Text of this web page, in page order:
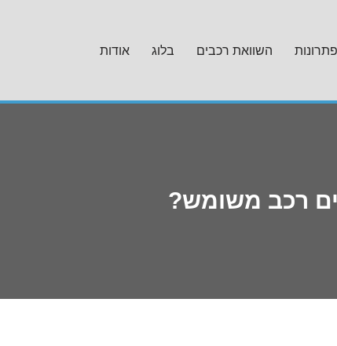
השוואת רכבים בלוג אודות
רכב משומש?